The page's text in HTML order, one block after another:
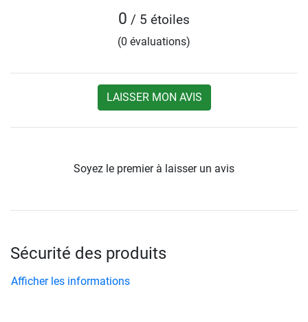
0 / 5 étoiles
(0 évaluations)
LAISSER MON AVIS
Soyez le premier à laisser un avis
Sécurité des produits
Afficher les informations